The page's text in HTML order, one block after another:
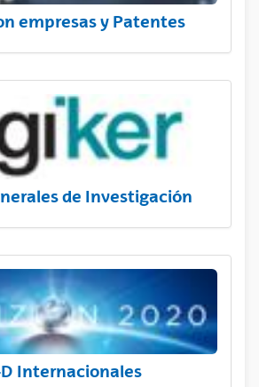
empresas y Patentes
de Investigación
Internacionales